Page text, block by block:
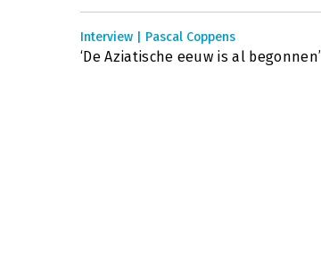
Interview | Pascal Coppens
‘De Aziatische eeuw is al begonnen’